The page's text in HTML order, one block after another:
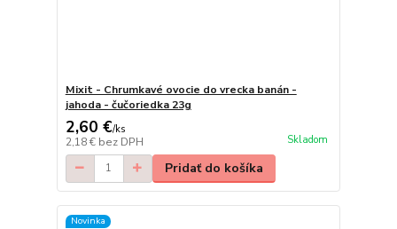
Mixit - Chrumkavé ovocie do vrecka banán -
jahoda - čučoriedka 23g
2,60 €/ks
2,18 € bez DPH Skladom
Pridať do košíka
Novinka